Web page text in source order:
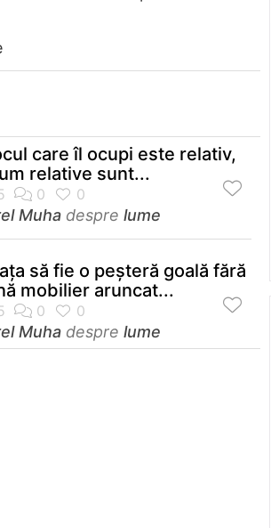
care îl ocupi este relativ,
relative sunt...
Muha despre lume
să fie o peşteră goală fără
mobilier aruncat...
Muha despre lume